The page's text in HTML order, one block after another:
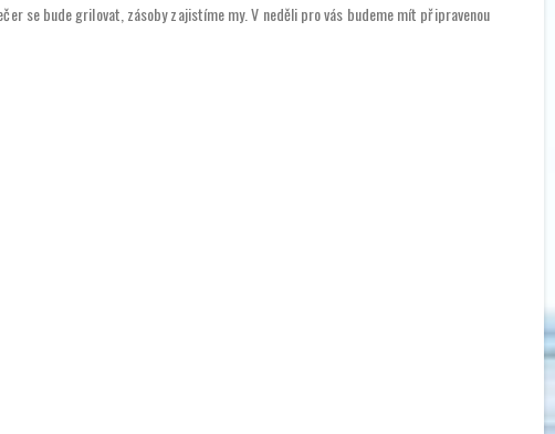
se bude grilovat, zásoby zajistíme my. V neděli pro vás budeme mít připravenou